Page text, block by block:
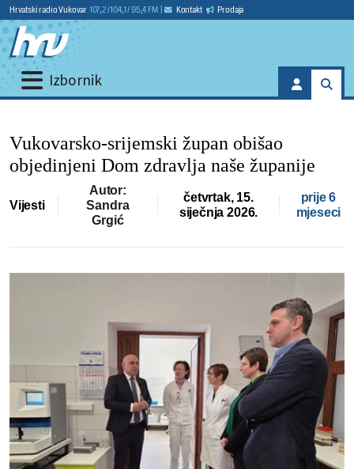
Hrvatski radio Vukovar 107,2 / 104,1 / 95,4 FM Kontakt Prodaja
Izbornik
Vukovarsko-srijemski župan obišao
objedinjeni Dom zdravlja naše županije
Vijesti
Autor:
Sandra
Grgić
četvrtak, 15.
siječnja 2026.
prije 6
mjeseci